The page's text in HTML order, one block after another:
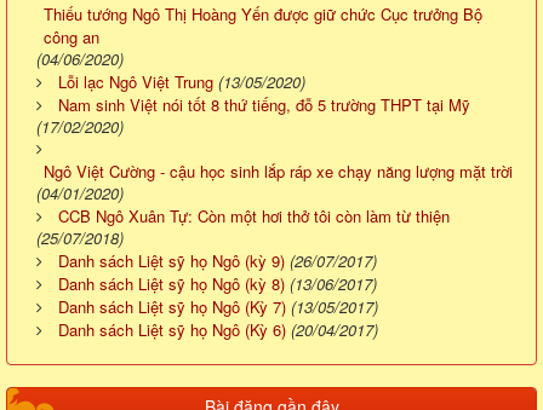
Thiếu tướng Ngô Thị Hoàng Yến được giữ chức Cục trưởng Bộ
công an
(04/06/2020)
Lỗi lạc Ngô Việt Trung (13/05/2020)
Nam sinh Việt nói tốt 8 thứ tiếng, đỗ 5 trường THPT tại Mỹ
(17/02/2020)
Ngô Việt Cường - cậu học sinh lắp ráp xe chạy năng lượng mặt trời
(04/01/2020)
CCB Ngô Xuân Tự: Còn một hơi thở tôi còn làm từ thiện
(25/07/2018)
Danh sách Liệt sỹ họ Ngô (kỳ 9) (26/07/2017)
Danh sách Liệt sỹ họ Ngô (kỳ 8) (13/06/2017)
Danh sách Liệt sỹ họ Ngô (Kỳ 7) (13/05/2017)
Danh sách Liệt sỹ họ Ngô (Kỳ 6) (20/04/2017)